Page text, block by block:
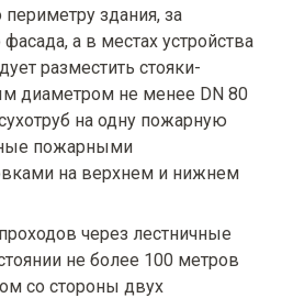
здания, за
а в местах устройства
разместить стояки-
диаметром не менее DN 80
на одну пожарную
пожарными
на верхнем и нижнем
через лестничные
не более 100 метров
со стороны двух